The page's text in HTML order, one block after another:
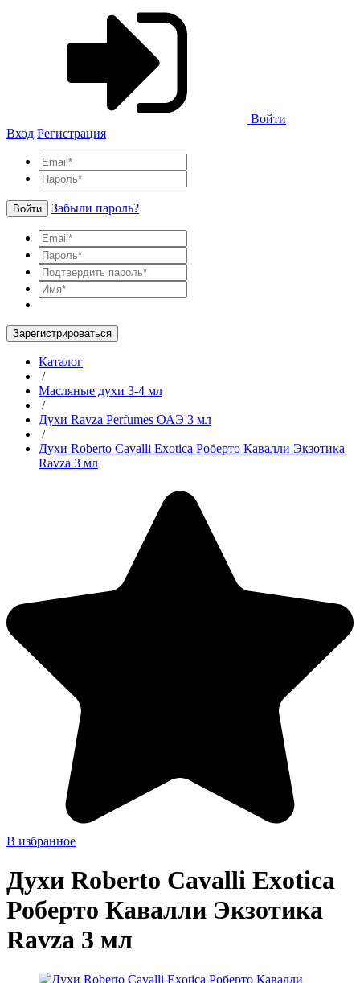
Войти
Вход Регистрация
Войти Забыли пароль?
Зарегистрироваться
Каталог
/
Масляные духи 3-4 мл
/
Духи Ravza Perfumes ОАЭ 3 мл
/
Духи Roberto Cavalli Exotica Роберто Кавалли Экзотика
Ravza 3 мл
В избранное
Духи Roberto Cavalli Exotica
Роберто Кавалли Экзотика
Ravza 3 мл